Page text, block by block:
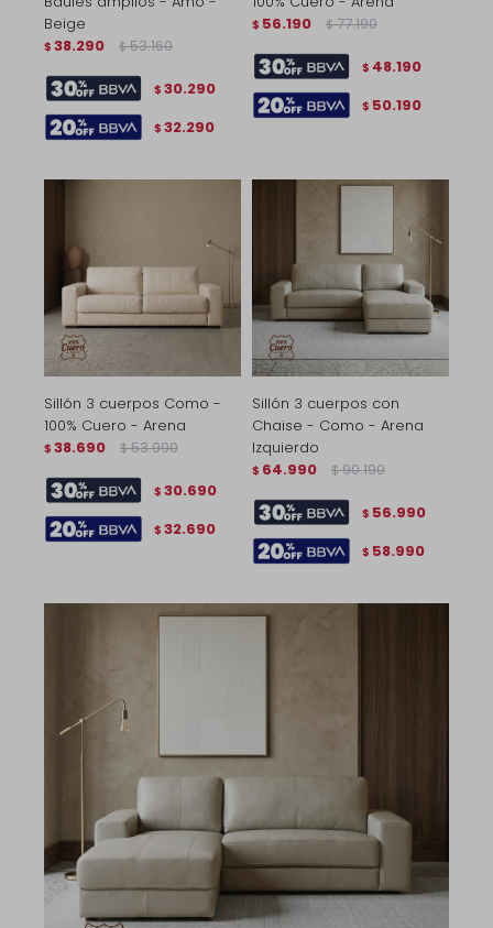
Beige
$ 38.290 $ 53.160
$ 30.290
$ 32.290
$ 56.190 $ 77.190
$ 48.190
$ 50.190
Sillón 3 cuerpos Como -
100% Cuero - Arena
$ 38.690 $ 53.990
$ 30.690
$ 32.690
Sillón 3 cuerpos con
Chaise - Como - Arena
Izquierdo
$ 64.990 $ 90.190
$ 56.990
$ 58.990